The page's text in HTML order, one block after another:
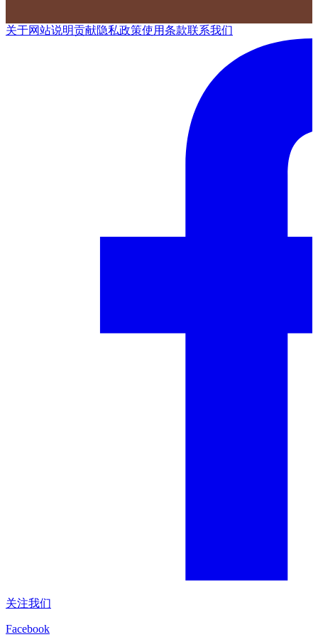
关于网站说明贡献隐私政策使用条款联系我们
关注我们
Facebook